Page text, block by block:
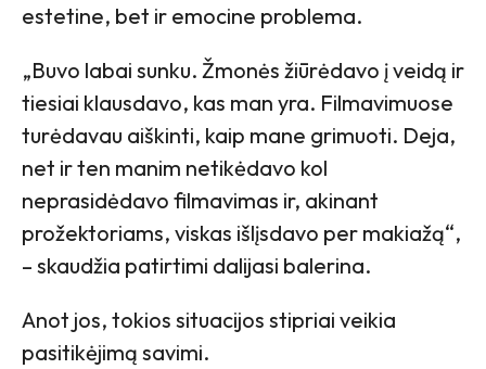
estetine, bet ir emocine problema.
„Buvo labai sunku. Žmonės žiūrėdavo į veidą ir
tiesiai klausdavo, kas man yra. Filmavimuose
turėdavau aiškinti, kaip mane grimuoti. Deja,
net ir ten manim netikėdavo kol
neprasidėdavo filmavimas ir, akinant
prožektoriams, viskas išlįsdavo per makiažą“,
– skaudžia patirtimi dalijasi balerina.
Anot jos, tokios situacijos stipriai veikia
pasitikėjimą savimi.